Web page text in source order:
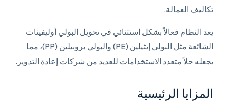
تكاليف العمالة.
يعد النظام فعالاً بشكل استثنائي في تحويل البولي أوليفينات
الشائعة مثل البولي إيثيلين (PE) والبولي بروبيلين (PP)، مما
يجعله حلاً متعدد الاستخدامات للعديد من شركات إعادة التدوير.
المزايا الرئيسية